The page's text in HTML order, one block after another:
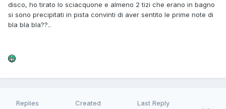
disco, ho tirato lo sciacquone e almeno 2 tizi che erano in bagno
si sono precipitati in pista convinti di aver sentito le prime note di
bla bla bla??..
Replies Created Last Reply